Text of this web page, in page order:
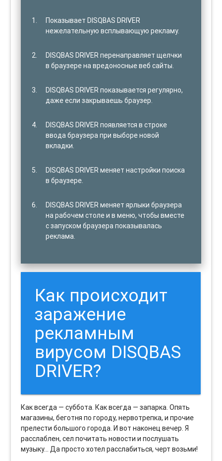
Показывает DISQBAS DRIVER
нежелательную всплывающую рекламу.
DISQBAS DRIVER перенаправляет щелчки
в браузере на вредоносные веб сайты.
DISQBAS DRIVER показывается регулярно,
даже если закрываешь браузер.
DISQBAS DRIVER появляется в строке
ввода браузера при выборе новой
вкладки.
DISQBAS DRIVER меняет настройки поиска
в браузере.
DISQBAS DRIVER меняет ярлыки браузера
на рабочем столе и в меню, чтобы вместе
с запуском браузера показывалась
реклама.
Как происходит
заражение
рекламным
вирусом DISQBAS
DRIVER?
Как всегда — суббота. Как всегда — запарка. Опять
магазины, беготня по городу, нервотрепка, и прочие
прелести большого города. И вот наконец вечер. Я
расслаблен, сел почитать новости и послушать
музыку… Да просто хотел расслабиться, черт возьми!